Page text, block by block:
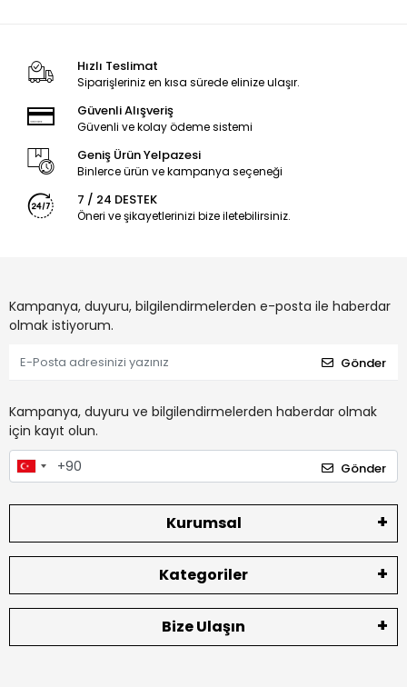
Hızlı Teslimat
Siparişleriniz en kısa sürede elinize ulaşır.
Güvenli Alışveriş
Güvenli ve kolay ödeme sistemi
Geniş Ürün Yelpazesi
Binlerce ürün ve kampanya seçeneği
7 / 24 DESTEK
Öneri ve şikayetlerinizi bize iletebilirsiniz.
Kampanya, duyuru, bilgilendirmelerden e-posta ile haberdar
olmak istiyorum.
Gönder
Kampanya, duyuru ve bilgilendirmelerden haberdar olmak
için kayıt olun.
Gönder
Kurumsal
Kategoriler
Bize Ulaşın